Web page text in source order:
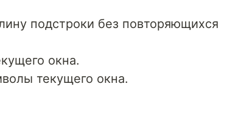
подстроки без повторяющихся
окна.
текущего окна.